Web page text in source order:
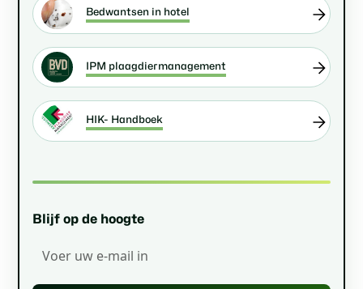
Bedwantsen in hotel
IPM plaagdiermanagement
HIK- Handboek
Blijf op de hoogte